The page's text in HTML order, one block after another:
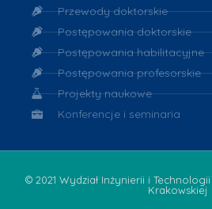
Przewody doktorskie
Postępowania doktorskie
Postępowania habilitacyjne
Postępowania profesorskie
Projekty naukowe
Konferencje i seminaria
© 2021 Wydział Inżynierii i
Krakowskiej